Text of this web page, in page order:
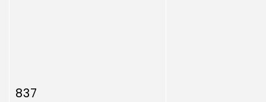
Fiche détaillée
837